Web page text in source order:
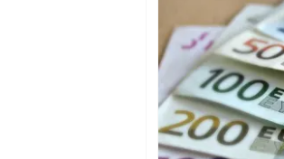
ook het nieuws uit Zwijndrecht,